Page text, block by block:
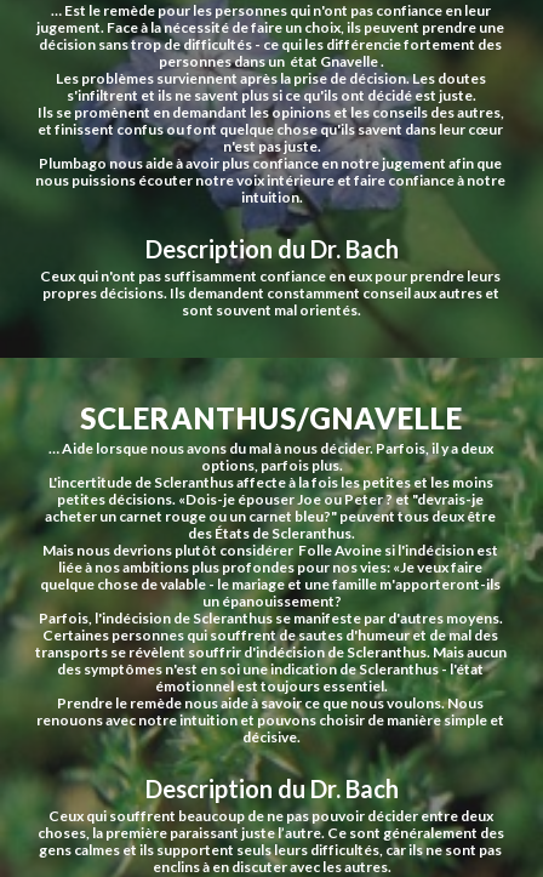
… Est le remède pour les personnes qui n'ont pas confiance en leur
jugement. Face à la nécessité de faire un choix, ils peuvent prendre une
décision sans trop de difficultés - ce qui les différencie fortement des
personnes dans un  état Gnavelle .
Les problèmes surviennent après la prise de décision. Les doutes
s'infiltrent et ils ne savent plus si ce qu'ils ont décidé est juste.
Ils se promènent en demandant les opinions et les conseils des autres,
et finissent confus ou font quelque chose qu'ils savent dans leur cœur
n'est pas juste.
Plumbago nous aide à avoir plus confiance en notre jugement afin que
nous puissions écouter notre voix intérieure et faire confiance à notre
intuition.
Description du Dr. Bach
Ceux qui n'ont pas suffisamment confiance en eux pour prendre leurs
propres décisions. Ils demandent constamment conseil aux autres et
sont souvent mal orientés.
SCLERANTHUS/GNAVELLE
… Aide lorsque nous avons du mal à nous décider. Parfois, il y a deux
options, parfois plus.
L'incertitude de Scleranthus affecte à la fois les petites et les moins
petites décisions. «Dois-je épouser Joe ou Peter ? et "devrais-je
acheter un carnet rouge ou un carnet bleu?" peuvent tous deux être
des États de Scleranthus.
Mais nous devrions plutôt considérer  Folle Avoine si l'indécision est
liée à nos ambitions plus profondes pour nos vies: «Je veux faire
quelque chose de valable - le mariage et une famille m'apporteront-ils
un épanouissement?
Parfois, l'indécision de Scleranthus se manifeste par d'autres moyens.
Certaines personnes qui souffrent de sautes d'humeur et de mal des
transports se révèlent souffrir d'indécision de Scleranthus. Mais aucun
des symptômes n'est en soi une indication de Scleranthus - l'état
émotionnel est toujours essentiel.
Prendre le remède nous aide à savoir ce que nous voulons. Nous
renouons avec notre intuition et pouvons choisir de manière simple et
décisive.
Description du Dr. Bach
Ceux qui souffrent beaucoup de ne pas pouvoir décider entre deux
choses, la première paraissant juste l’autre. Ce sont généralement des
gens calmes et ils supportent seuls leurs difficultés, car ils ne sont pas
enclins à en discuter avec les autres.